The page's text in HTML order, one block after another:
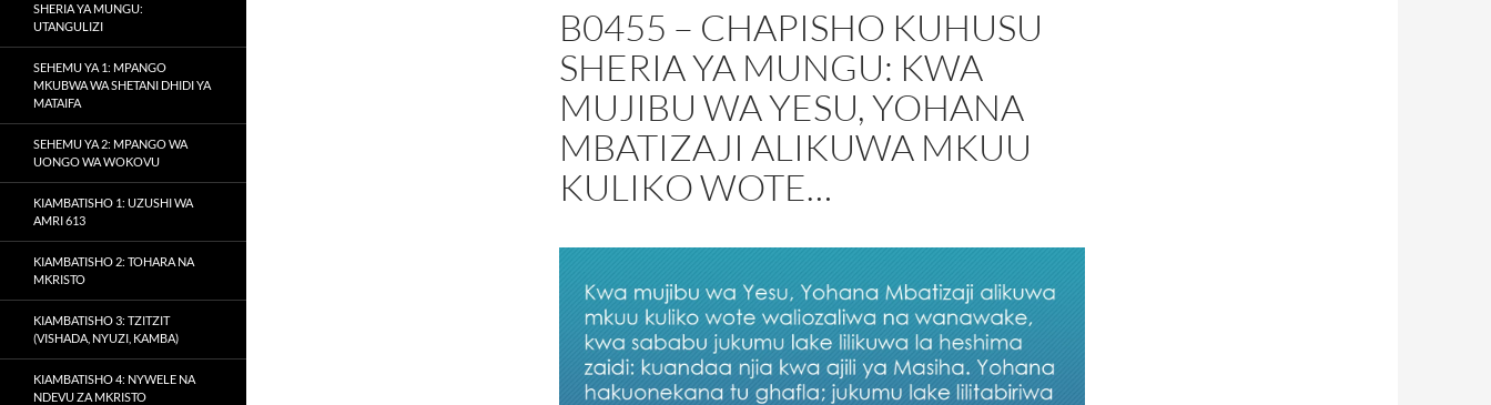
B0455 – CHAPISHO KUHUSU
SHERIA YA MUNGU: KWA
MUJIBU WA YESU, YOHANA
MBATIZAJI ALIKUWA MKUU
KULIKO WOTE…
SHERIA YA MUNGU:
UTANGULIZI
SEHEMU YA 1: MPANGO
MKUBWA WA SHETANI DHIDI YA
MATAIFA
SEHEMU YA 2: MPANGO WA
UONGO WA WOKOVU
KIAMBATISHO 1: UZUSHI WA
AMRI 613
KIAMBATISHO 2: TOHARA NA
MKRISTO
KIAMBATISHO 3: TZITZIT
(VISHADA, NYUZI, KAMBA)
KIAMBATISHO 4: NYWELE NA
NDEVU ZA MKRISTO